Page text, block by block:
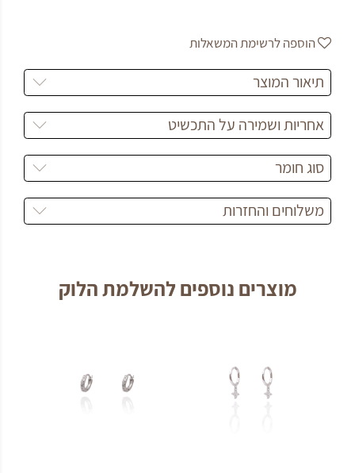
הוספה לרשימת המשאלות
תיאור המוצר
אחריות ושמירה על התכשיט
סוג חומר
משלוחים והחזרות
מוצרים נוספים להשלמת הלוק